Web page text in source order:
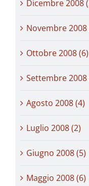
Dicembre 2008
Novembre 2008
Ottobre 2008 (6)
Settembre 2008
Agosto 2008 (4)
Luglio 2008 (2)
Giugno 2008 (5)
Maggio 2008 (6)